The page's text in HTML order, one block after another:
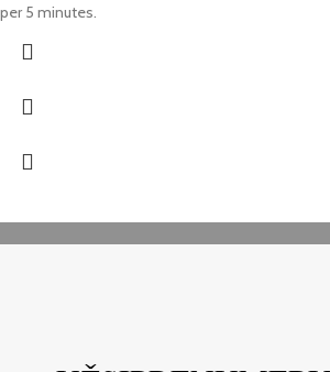
per 5 minutes.